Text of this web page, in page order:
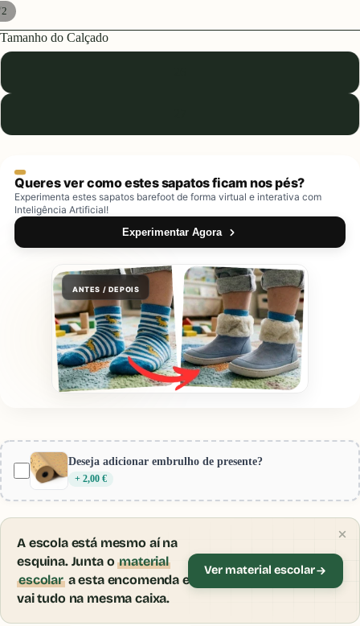
2
Tamanho do Calçado
Queres ver como estes sapatos ficam nos pés?
Experimenta estes sapatos barefoot de forma virtual e interativa com
Inteligência Artificial!
Experimentar Agora
ANTES / DEPOIS
Pré-visualização:
Encolher
Inicia sessão ou cria uma conta para usares o
Deseja adicionar embrulho de presente?
+ 2,00 €
A escola está mesmo aí na
esquina. Junta omaterial
escolara esta encomenda e
vai tudo na mesma caixa.
Ver material escolar